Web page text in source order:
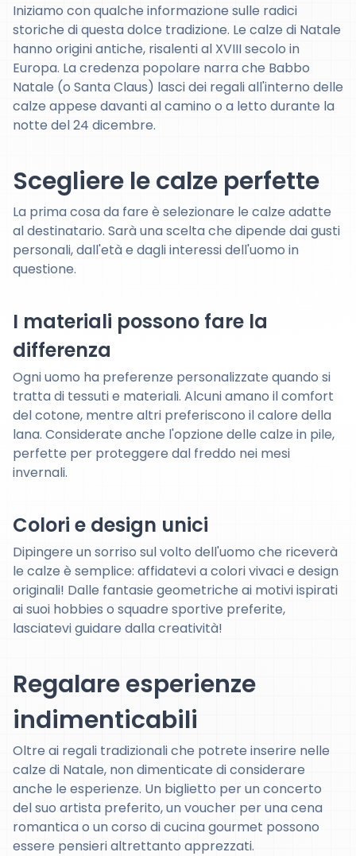
Iniziamo con qualche informazione sulle radici
storiche di questa dolce tradizione. Le calze di Natale
hanno origini antiche, risalenti al XVIII secolo in
Europa. La credenza popolare narra che Babbo
Natale (o Santa Claus) lasci dei regali all'interno delle
calze appese davanti al camino o a letto durante la
notte del 24 dicembre.
Scegliere le calze perfette
La prima cosa da fare è selezionare le calze adatte
al destinatario. Sarà una scelta che dipende dai gusti
personali, dall'età e dagli interessi dell'uomo in
questione.
I materiali possono fare la
differenza
Ogni uomo ha preferenze personalizzate quando si
tratta di tessuti e materiali. Alcuni amano il comfort
del cotone, mentre altri preferiscono il calore della
lana. Considerate anche l'opzione delle calze in pile,
perfette per proteggere dal freddo nei mesi
invernali.
Colori e design unici
Dipingere un sorriso sul volto dell'uomo che riceverà
le calze è semplice: affidatevi a colori vivaci e design
originali! Dalle fantasie geometriche ai motivi ispirati
ai suoi hobbies o squadre sportive preferite,
lasciatevi guidare dalla creatività!
Regalare esperienze
indimenticabili
Oltre ai regali tradizionali che potrete inserire nelle
calze di Natale, non dimenticate di considerare
anche le esperienze. Un biglietto per un concerto
del suo artista preferito, un voucher per una cena
romantica o un corso di cucina gourmet possono
essere pensieri altrettanto apprezzati.